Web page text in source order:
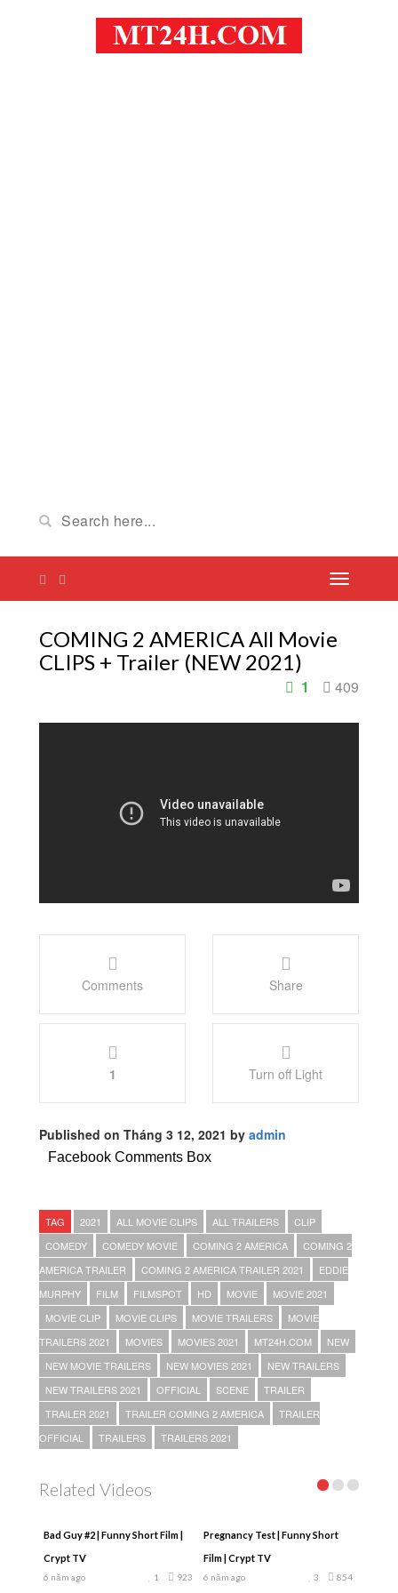
COMING 2 AMERICA All Movie
CLIPS + Trailer (NEW 2021)
409
1
Comments Share
1 Turn off Light
Published on Tháng 3 12, 2021 by admin
Facebook Comments Box
TAG 2021 ALL MOVIE CLIPS ALL TRAILERS
CLIP
COMEDY
COMEDY MOVIE COMING 2 AMERICA
COMING 2
AMERICA TRAILER
COMING 2 AMERICA TRAILER 2021
EDDIE
MURPHY
FILM FILMSPOT HD MOVIE
MOVIE 2021
MOVIE CLIP
MOVIE CLIPS MOVIE TRAILERS
MOVIE
TRAILERS 2021
MOVIES MOVIES 2021 MT24H.COM
NEW
NEW MOVIE TRAILERS
NEW MOVIES 2021
NEW TRAILERS
NEW TRAILERS 2021
OFFICIAL SCENE
TRAILER
TRAILER 2021
TRAILER COMING 2 AMERICA
TRAILER
OFFICIAL
TRAILERS TRAILERS 2021
Related Videos
Bad Guy #2 | Funny Short Film |
Crypt TV
6 năm ago 923
1
Pregnancy Test | Funny Short
Film | Crypt TV
6 năm ago 854
3